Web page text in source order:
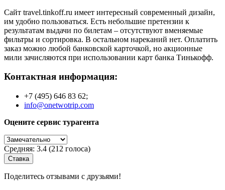
Сайт travel.tinkoff.ru имеет интересный современный дизайн,
им удобно пользоваться. Есть небольшие претензии к
результатам выдачи по билетам – отсутствуют вменяемые
фильтры и сортировка. В остальном нареканий нет. Оплатить
заказ можно любой банковской карточкой, но акционные
мили зачисляются при использовании карт банка Тинькофф.
Контактная информация:
+7 (495) 646 83 62;
info@onetwotrip.com
Оцените сервис турагента
Средняя: 3.4 (212 голоса)
Поделитесь отзывами с друзьями!